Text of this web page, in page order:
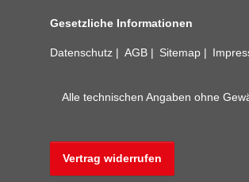
Gesetzliche Informationen
Datenschutz AGB Sitemap
Alle technischen Angaben ohne
Vertrag widerrufen